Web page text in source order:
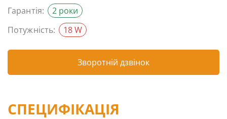
Гарантія:
2 роки
Потужність:
18 W
Зворотній дзвінок
СПЕЦИФІКАЦІЯ